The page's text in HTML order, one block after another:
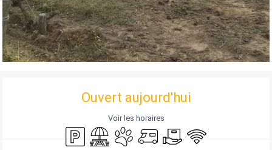
OUVERTURE ET COORDONNÉES
Ouvert aujourd'hui
Voir les horaires
ParkingAire de pique nique
Animaux acceptés
Accueil camping car
Livraison
WiFi